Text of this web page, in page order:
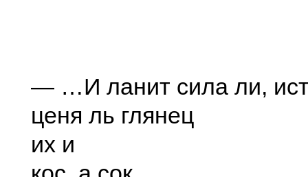
— …И ланит сила ли,
ценя ль глянец
их и